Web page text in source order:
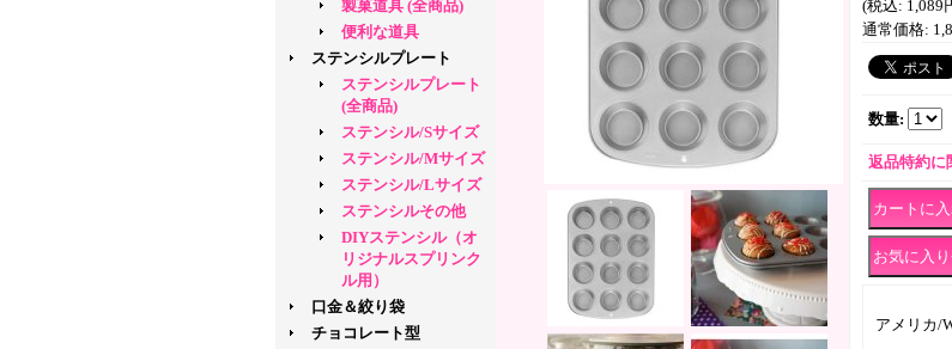
製菓道具 (全商品)
便利な道具
ステンシルプレート
ステンシルプレート
(全商品)
ステンシル/Sサイズ
ステンシル/Mサイズ
ステンシル/Lサイズ
ステンシルその他
DIYステンシル（オ
リジナルスプリンク
ル用）
口金＆絞り袋
チョコレート型
(税込: 1,089
通常価格:
数量:
返品特約に
アメリカ/